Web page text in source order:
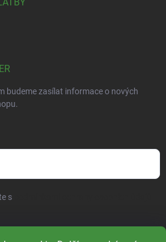
budeme zasílat informace o nových
s